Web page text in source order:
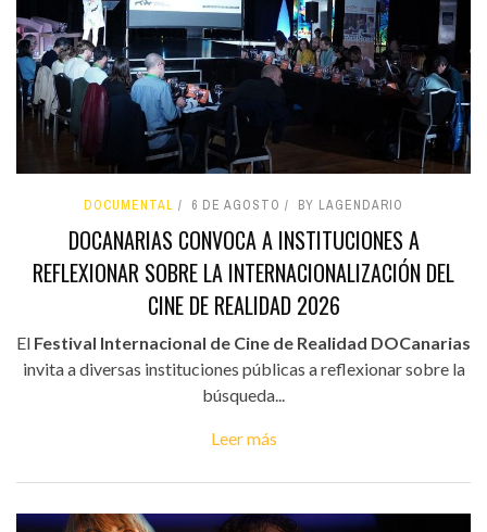
DOCUMENTAL 6 DE AGOSTO BY LAGENDARIO
DOCANARIAS CONVOCA A INSTITUCIONES A
REFLEXIONAR SOBRE LA INTERNACIONALIZACIÓN DEL
CINE DE REALIDAD 2026
El Festival Internacional de Cine de Realidad DOCanarias
invita a diversas instituciones públicas a reflexionar sobre la
búsqueda...
Leer más